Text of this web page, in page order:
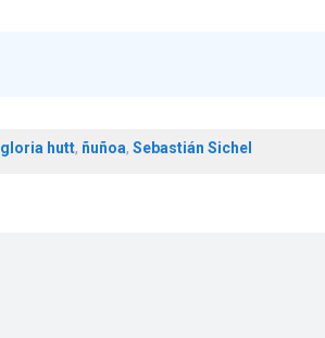
gloria hutt, ñuñoa, Sebastián Sichel